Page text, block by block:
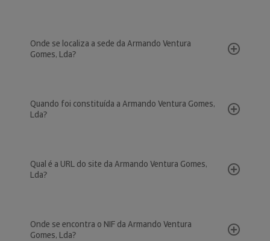
Onde se localiza a sede da Armando Ventura
Gomes, Lda?
Quando foi constituída a Armando Ventura Gomes,
Lda?
Qual é a URL do site da Armando Ventura Gomes,
Lda?
Onde se encontra o NIF da Armando Ventura
Gomes, Lda?